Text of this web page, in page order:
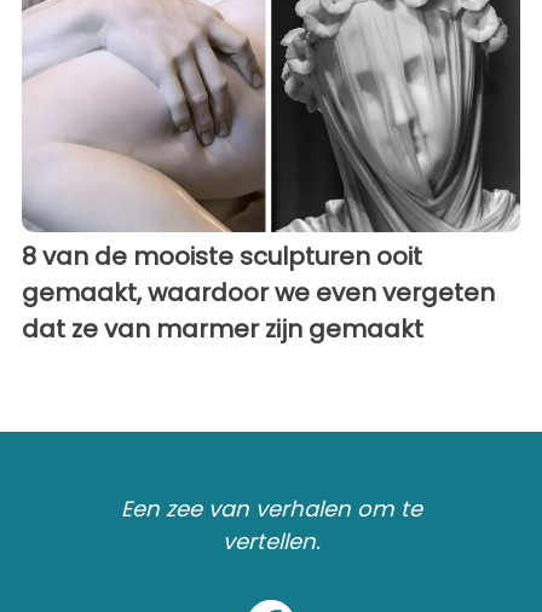
8 van de mooiste sculpturen ooit
gemaakt, waardoor we even vergeten
dat ze van marmer zijn gemaakt
Een zee van verhalen om te
vertellen.